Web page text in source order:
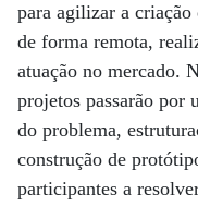
para agilizar a criação
de forma remota,
atuação no mercado.
projetos passarão por
do problema,
construção de
participantes a